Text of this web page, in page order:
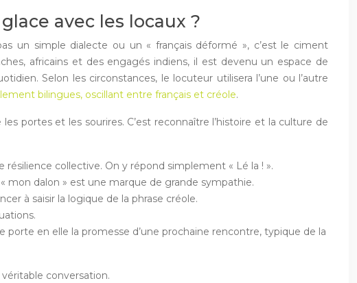
avec les locaux ?
un simple dialecte ou un « français déformé », c’est le ciment
africains et des engagés indiens, il est devenu un espace de
Selon les circonstances, le locuteur utilisera l’une ou l’autre
bilingues, oscillant entre français et créole.
portes et les sourires. C’est reconnaître l’histoire et la culture de
résilience collective. On y répond simplement « Lé la ! ».
mon dalon » est une marque de grande sympathie.
à saisir la logique de la phrase créole.
porte en elle la promesse d’une prochaine rencontre, typique de la
conversation.